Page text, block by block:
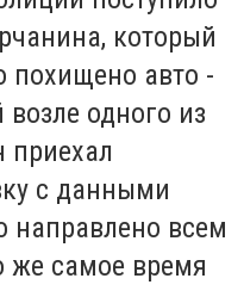
который
похищено авто -
одного из
приехал
с данными
направлено всем
же самое время